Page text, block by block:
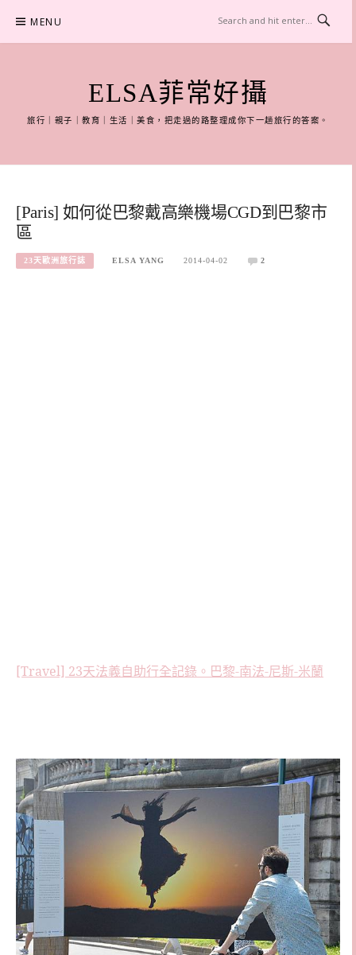
content
MENU
ELSA菲常好攝
旅行｜親子｜教育｜生活｜美食，把走過的路整理成你下一趟旅行的答案。
[Paris] 如何從巴黎戴高樂機場CGD到巴黎市
區
23天歐洲旅行誌 ELSA YANG 2014-04-02 2
[Travel] 23天法義自助行全記錄。巴黎-南法-尼斯-米蘭